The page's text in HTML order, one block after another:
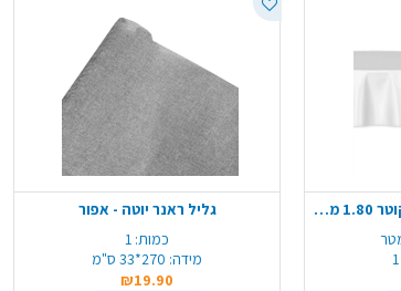
מפת שולחן אלבד עגולה קוטר 1.80 מ' - לבן
1
גליל ראנר יוטה - אפור
כמות: 1
מידה: 270*33 ס"מ
₪19.90